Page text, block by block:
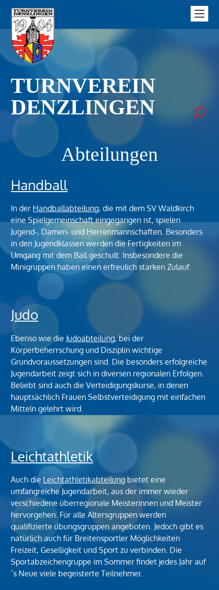
TURNVEREIN
DENZLINGEN
Abteilungen
Handball
In der Handballabteilung, die mit dem SV Waldkirch
eine Spielgemeinschaft eingegangen ist, spielen
Jugend-, Damen- und Herrenmannschaften. Besonders
in den Jugendklassen werden die Fertigkeiten im
Umgang mit dem Ball geschult. Insbesondere die
Minigruppen haben einen erfreulich starken Zulauf.
Judo
Ebenso wie die Judoabteilung, bei der
Körperbeherrschung und Disziplin wichtige
Grundvoraussetzungen sind. Die besonders erfolgreiche
Jugendarbeit zeigt sich in diversen regionalen Erfolgen.
Beliebt sind auch die Verteidigungskurse, in denen
hauptsächlich Frauen Selbstverteidigung mit einfachen
Mitteln gelehrt wird.
Leichtathletik
Auch die Leichtathletikabteilungbietet eine
umfangreiche Jugendarbeit, aus der immer wieder
verschiedene überregionale Meisterinnen und Meister
hervorgehen. Für alle Altersgruppen werden
qualifizierte übungsgruppen angeboten. Jedoch gibt es
natürlich auch für Breitensportler Möglichkeiten
Freizeit, Geselligkeit und Sport zu verbinden. Die
Sportabzeichengruppe im Sommer findet jedes Jahr auf
´s Neue viele begeisterte Teilnehmer.